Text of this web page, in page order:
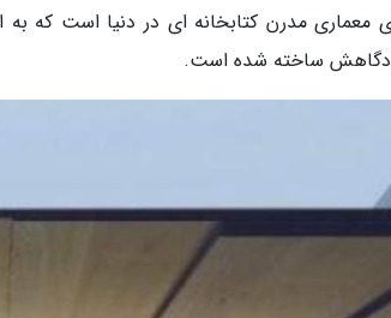
معماری مدرن کتابخانه ای در دنیا است که
ساخته شده است.